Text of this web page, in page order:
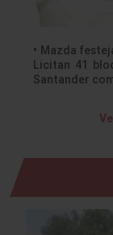
• Mazda
Licitan 41
Santander